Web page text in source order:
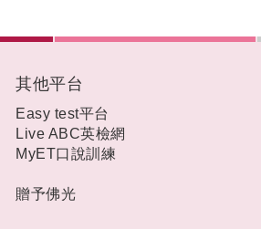
其他平台
Easy test平台
Live ABC英檢網
MyET口說訓練
贈予佛光